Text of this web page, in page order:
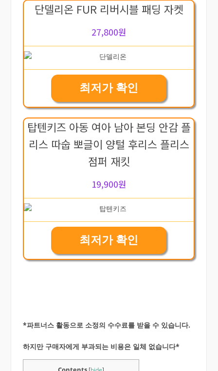
단델리온 FUR 리버시블 패딩 자켓
27,800원
최저가 확인
탑텐키즈 아동 여아 남아 본딩 안감 플
리스 따숩 뽀글이 양털 후리스 플리스
점퍼 재킷
19,900원
최저가 확인
*파트너스 활동으로 소정의 수수료를 받을 수 있습니다.
하지만 구매자에게 부과되는 비용은 일체 없습니다*